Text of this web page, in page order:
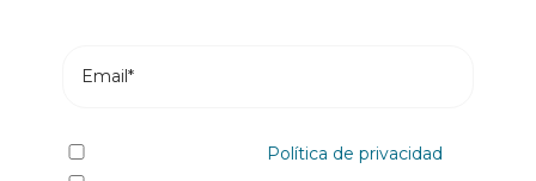
Política de privacidad